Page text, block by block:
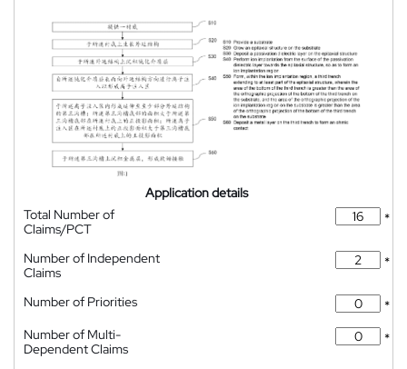
Application details
Total Number of
Claims/PCT
*
Number of Independent
Claims
*
Number of Priorities
*
Number of Multi-
Dependent Claims
*